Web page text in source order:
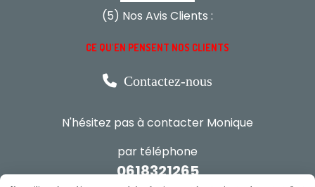
(5) Nos Avis Clients :
CE QU'EN PENSENT NOS CLIENTS
 Contactez-nous
N'hésitez pas à contacter Monique
par téléphone
0618321265